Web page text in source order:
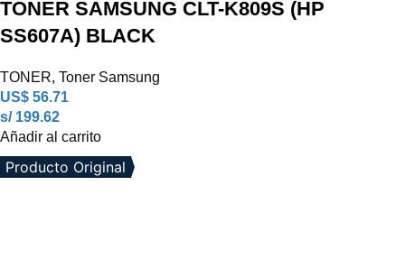
TONER SAMSUNG CLT-K809S (HP
SS607A) BLACK
TONER, Toner Samsung
US$ 56.71
s/ 199.62
Añadir al carrito
Producto Original